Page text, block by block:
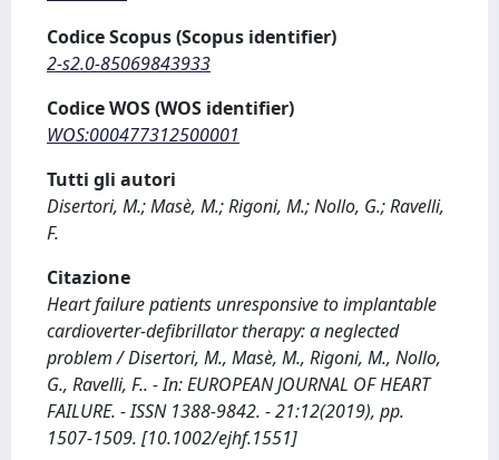
Codice Scopus (Scopus identifier)
2-s2.0-85069843933
Codice WOS (WOS identifier)
WOS:000477312500001
Tutti gli autori
Disertori, M.; Masè, M.; Rigoni, M.; Nollo, G.; Ravelli,
F.
Citazione
Heart failure patients unresponsive to implantable
cardioverter-defibrillator therapy: a neglected
problem / Disertori, M., Masè, M., Rigoni, M., Nollo,
G., Ravelli, F.. - In: EUROPEAN JOURNAL OF HEART
FAILURE. - ISSN 1388-9842. - 21:12(2019), pp.
1507-1509. [10.1002/ejhf.1551]